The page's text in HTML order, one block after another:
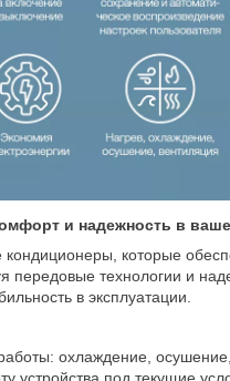
и надежность в
которые
передовые технологии и
в эксплуатации.
охлаждение,